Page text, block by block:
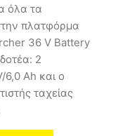
όλα τα
πλατφόρμα
36 V Battery
2
6,0 Ah και ο
ταχείας